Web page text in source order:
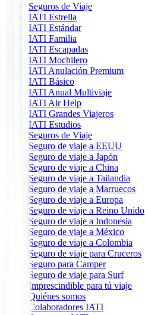
Seguros de Viaje
IATI Estrella
IATI Estándar
IATI Familia
IATI Escapadas
IATI Mochilero
IATI Anulación Premium
IATI Básico
IATI Anual Multiviaje
IATI Air Help
IATI Grandes Viajeros
IATI Estudios
Seguros de Viaje
Seguro de viaje a EEUU
Seguro de viaje a Japón
Seguro de viaje a China
Seguro de viaje a Tailandia
Seguro de viaje a Marruecos
Seguro de viaje a Europa
Seguro de viaje a Reino Unido
Seguro de viaje a Indonesia
Seguro de viaje a México
Seguro de viaje a Colombia
Seguro de viaje para Cruceros
Seguro para Camper
Seguro de viaje para Surf
Imprescindible para tú viaje
Quiénes somos
Colaboradores IATI